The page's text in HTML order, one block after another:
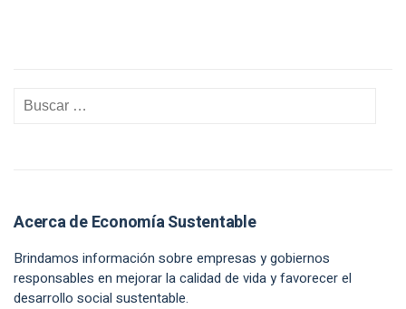
Acerca de Economía Sustentable
Brindamos información sobre empresas y gobiernos
responsables en mejorar la calidad de vida y favorecer el
desarrollo social sustentable.